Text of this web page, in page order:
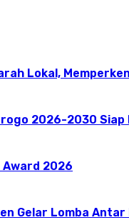
Lokal,
2026-2030
Award 2026
Gelar Lomba Antar